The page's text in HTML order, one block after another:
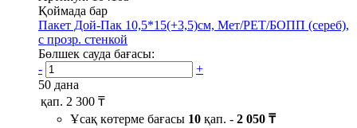
Қоймада бар
Пакет Дой-Пак 10,5*15(+3,5)см, Мет/PET/БОПП (сереб),
с прозр. стенкой
Бөлшек сауда бағасы:
-
+
50 дана
қап. 2 300 ₸
Ұсақ көтерме бағасы 10 қап. - 2 050 ₸